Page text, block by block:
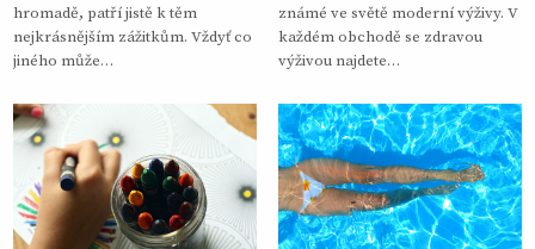
hromadě, patří jistě k těm
nejkrásnějším zážitkům. Vždyť co
jiného může…
známé ve světě moderní výživy. V
každém obchodě se zdravou
výživou najdete…